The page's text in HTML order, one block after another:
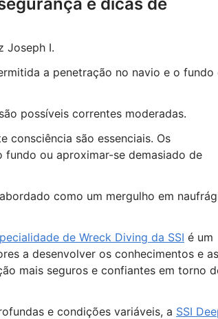
Joseph I.
a penetração no navio e o fundo
possíveis correntes moderadas.
consciência são essenciais. Os
ou aproximar-se demasiado de
como um mergulho em
de Wreck Diving da SSI é um
a desenvolver os conhecimentos e as
mais seguros e confiantes em torno
e condições variáveis, a SSI